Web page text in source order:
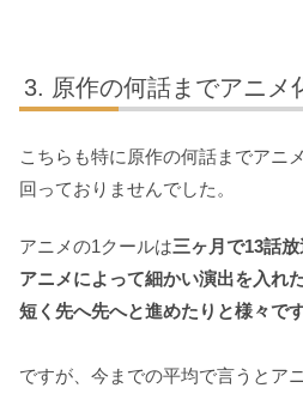
原作の何話までアニメ
こちらも特に原作の何話までアニ
回っておりませんでした。
アニメの1クールは三ヶ月で13話放
アニメによって細かい演出を入れ
短く先へ先へと進めたりと様々です
ですが、今までの平均で言うとア